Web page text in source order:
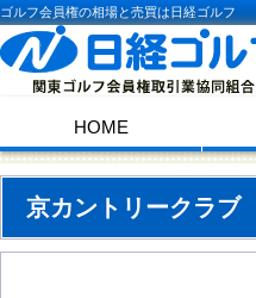
ゴルフ会員権の相場と売買は日経ゴルフ
HOME
京カントリークラブ